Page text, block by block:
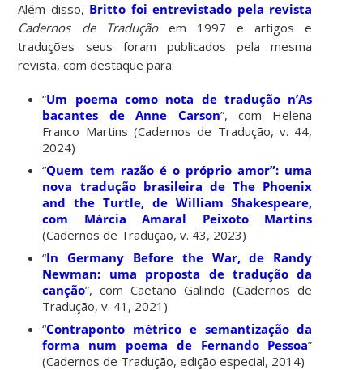
Além disso, Britto foi entrevistado pela revista
Cadernos de Traduçãoem 1997e artigos e
traduções seus foram publicados pela mesma
revista, com destaque para:
“Um poema como nota de tradução n’As
bacantes de Anne Carson”, com Helena
Franco Martins (Cadernos de Tradução, v. 44,
2024)
“Quem tem razão é o próprio amor”: uma
nova tradução brasileira de The Phoenix
and the Turtle, de William Shakespeare,
com Márcia Amaral Peixoto Martins
(Cadernos de Tradução, v. 43, 2023)
“In Germany Before the War, de Randy
Newman: uma proposta de tradução da
canção”, com Caetano Galindo (Cadernos de
Tradução, v. 41, 2021)
“Contraponto métrico e semantização da
forma num poema de Fernando Pessoa”
(Cadernos de Tradução, edição especial, 2014)